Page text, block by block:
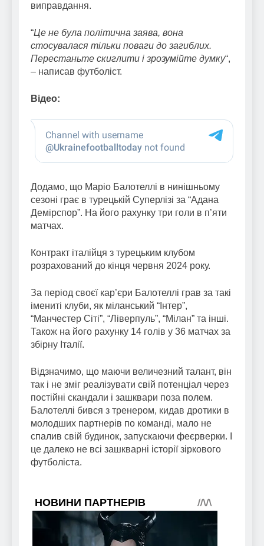
виправдання.
“Це не була політична заява, вона
стосувалася тільки поваги до загиблих.
Перестаньте скиглити і зрозумійте думку“,
– написав футболіст.
Відео:
Додамо, що Маріо Балотеллі в нинішньому
сезоні грає в турецькій Суперлізі за “Адана
Демірспор”. На його рахунку три голи в п’яти
матчах.
Контракт італійця з турецьким клубом
розрахований до кінця червня 2024 року.
За період своєї кар’єри Балотеллі грав за такі
імениті клуби, як міланський “Інтер”,
“Манчестер Сіті”, “Ліверпуль”, “Мілан” та інші.
Також на його рахунку 14 голів у 36 матчах за
збірну Італії.
Відзначимо, що маючи величезний талант, він
так і не зміг реалізувати свій потенціал через
постійні скандали і зашквари поза полем.
Балотеллі бився з тренером, кидав дротики в
молодших партнерів по команді, мало не
спалив свій будинок, запускаючи феєрверки. І
це далеко не всі зашкварні історії зіркового
футболіста.